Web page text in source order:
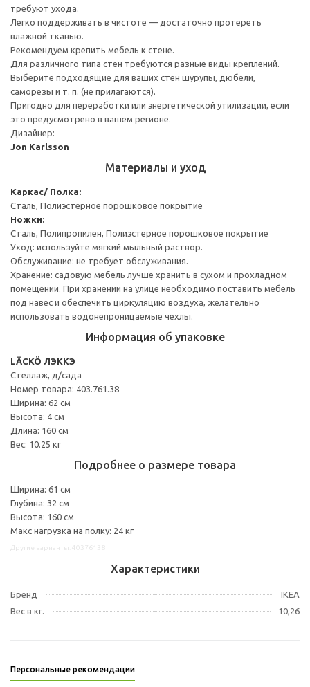
требуют ухода.
Легко поддерживать в чистоте — достаточно протереть
влажной тканью.
Рекомендуем крепить мебель к стене.
Для различного типа стен требуются разные виды креплений.
Выберите подходящие для ваших стен шурупы, дюбели,
саморезы и т. п. (не прилагаются).
Пригодно для переработки или энергетической утилизации, если
это предусмотрено в вашем регионе.
Дизайнер:
Jon Karlsson
Материалы и уход
Каркас/ Полка:
Сталь, Полиэстерное порошковое покрытие
Ножки:
Сталь, Полипропилен, Полиэстерное порошковое покрытие
Уход: используйте мягкий мыльный раствор.
Обслуживание: не требует обслуживания.
Хранение: садовую мебель лучше хранить в сухом и прохладном
помещении. При хранении на улице необходимо поставить мебель
под навес и обеспечить циркуляцию воздуха, желательно
использовать водонепроницаемые чехлы.
Информация об упаковке
LÄCKÖ ЛЭККЭ
Стеллаж, д/сада
Номер товара: 403.761.38
Ширина: 62 см
Высота: 4 см
Длина: 160 см
Вес: 10.25 кг
Подробнее о размере товара
Ширина: 61 см
Глубина: 32 см
Высота: 160 см
Макс нагрузка на полку: 24 кг
Характеристики
Бренд
IKEA
Вес в кг.
10,26
Персональные рекомендации